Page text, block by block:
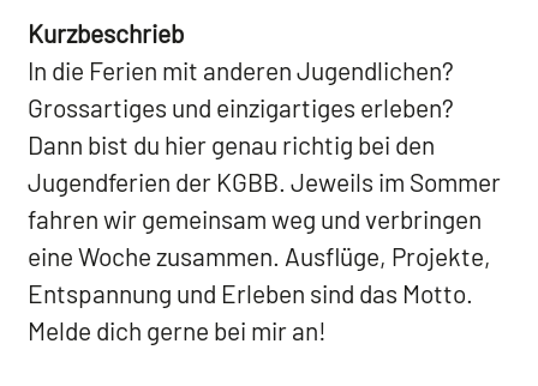
Kurzbeschrieb
In die Ferien mit anderen Jugendlichen?
Grossartiges und einzigartiges erleben?
Dann bist du hier genau richtig bei den
Jugendferien der KGBB. Jeweils im Sommer
fahren wir gemeinsam weg und verbringen
eine Woche zusammen. Ausflüge, Projekte,
Entspannung und Erleben sind das Motto.
Melde dich gerne bei mir an!